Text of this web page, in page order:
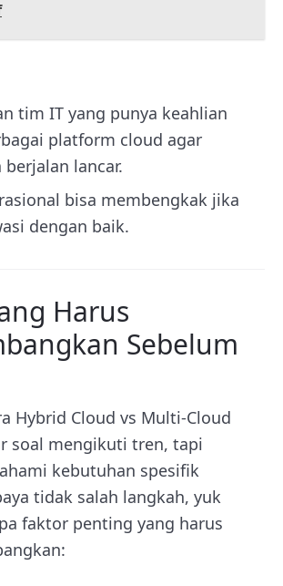
tim IT yang punya keahlian
platform cloud agar
berjalan lancar.
bisa membengkak jika
dengan baik.
Harus
Sebelum
Hybrid Cloud vs Multi-Cloud
soal mengikuti tren, tapi
kebutuhan spesifik
tidak salah langkah, yuk
faktor penting yang harus